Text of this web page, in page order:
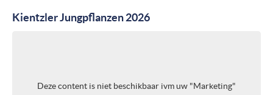
Kientzler Jungpflanzen 2026
Deze content is niet beschikbaar ivm uw "Marketing"